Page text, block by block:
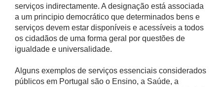
serviços indirectamente. A designação está associada
a um principio democrático que determinados bens e
serviços devem estar disponíveis e acessíveis a todos
os cidadãos de uma forma geral por questões de
igualdade e universalidade.
Alguns exemplos de serviços essenciais considerados
públicos em Portugal são o Ensino, a Saúde, a